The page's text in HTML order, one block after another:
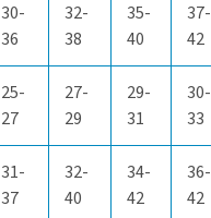
30-
36
32-
38
35-
40
37-
42
25-
27
27-
29
29-
31
30-
33
31-
37
32-
40
34-
42
36-
42